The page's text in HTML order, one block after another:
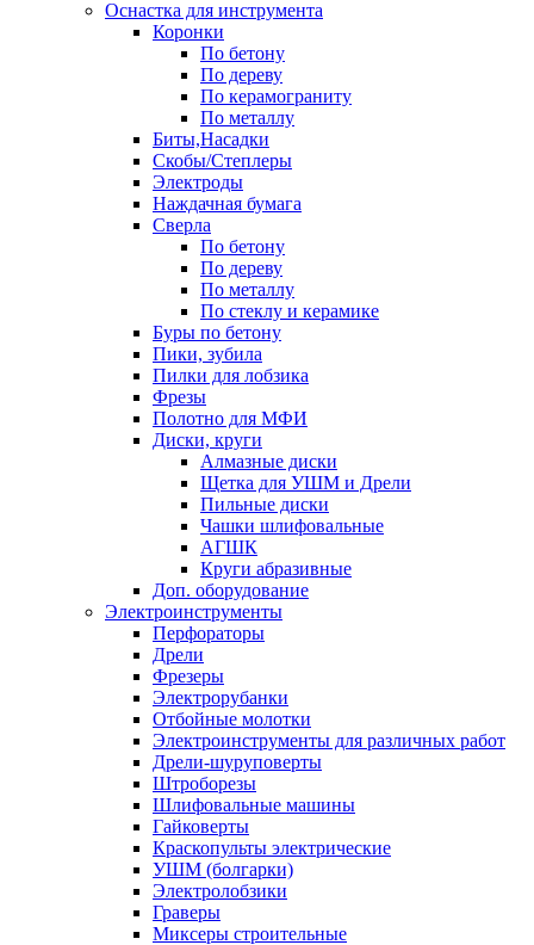
Оснастка для инструмента
Коронки
По бетону
По дереву
По керамограниту
По металлу
Биты,Насадки
Скобы/Степлеры
Электроды
Наждачная бумага
Сверла
По бетону
По дереву
По металлу
По стеклу и керамике
Буры по бетону
Пики, зубила
Пилки для лобзика
Фрезы
Полотно для МФИ
Диски, круги
Алмазные диски
Щетка для УШМ и Дрели
Пильные диски
Чашки шлифовальные
АГШК
Круги абразивные
Доп. оборудование
Электроинструменты
Перфораторы
Дрели
Фрезеры
Электрорубанки
Отбойные молотки
Электроинструменты для различных работ
Дрели-шуруповерты
Штроборезы
Шлифовальные машины
Гайковерты
Краскопульты электрические
УШМ (болгарки)
Электролобзики
Граверы
Миксеры строительные